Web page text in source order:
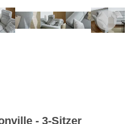
- 3-Sitzer